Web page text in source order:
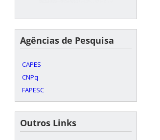
Agências de Pesquisa
CAPES
CNPq
FAPESC
Outros Links